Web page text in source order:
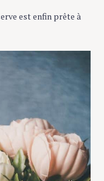
est enfin prête à